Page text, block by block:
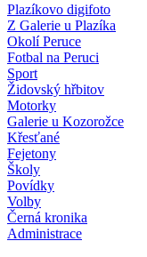
Plazíkovo digifoto
Z Galerie u Plazíka
Okolí Peruce
Fotbal na Peruci
Sport
Židovský hřbitov
Motorky
Galerie u Kozorožce
Křesťané
Fejetony
Školy
Povídky
Volby
Černá kronika
Administrace